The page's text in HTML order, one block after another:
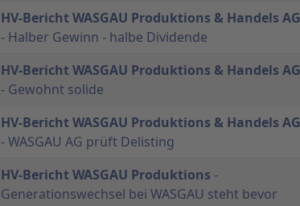
HV-Bericht WASGAU Produktions & Handels AG
- Halber Gewinn - halbe Dividende
HV-Bericht WASGAU Produktions & Handels AG
- Gewohnt solide
HV-Bericht WASGAU Produktions & Handels AG
- WASGAU AG prüft Delisting
HV-Bericht WASGAU Produktions -
Generationswechsel bei WASGAU steht bevor